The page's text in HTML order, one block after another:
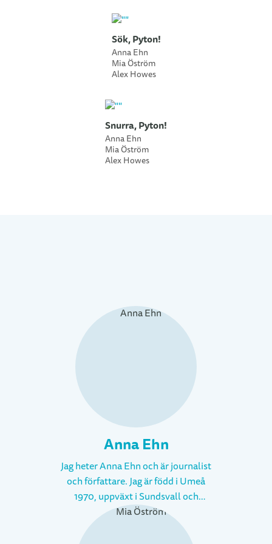
Sök, Pyton!
Anna Ehn
Mia Öström
Alex Howes
Snurra, Pyton!
Anna Ehn
Mia Öström
Alex Howes
Anna Ehn
Jag heter Anna Ehn och är journalist
och författare. Jag är född i Umeå
1970, uppväxt i Sundsvall och
Stockholm och bosatt i Uppsala. Och
på Fårö. Där, på norra Gotland, har jag